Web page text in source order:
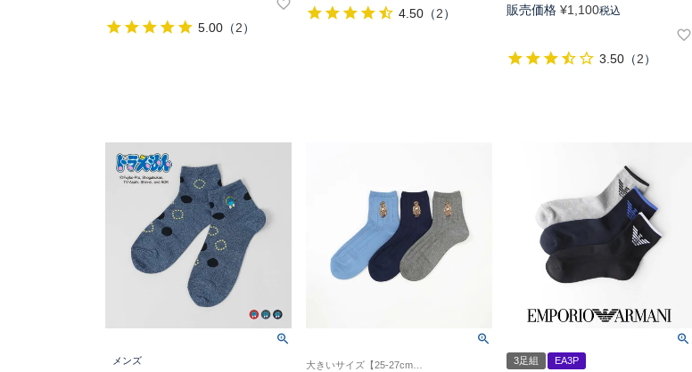
5.00 （2）
4.50（2）
販売価格 ¥1,100税込
3.50（2）
メンズ
大きいサイズ【25-27cm】【27-29cm】 ポロ ラルフ ローレン 紳士 靴下 25FW 3足組
EA3P